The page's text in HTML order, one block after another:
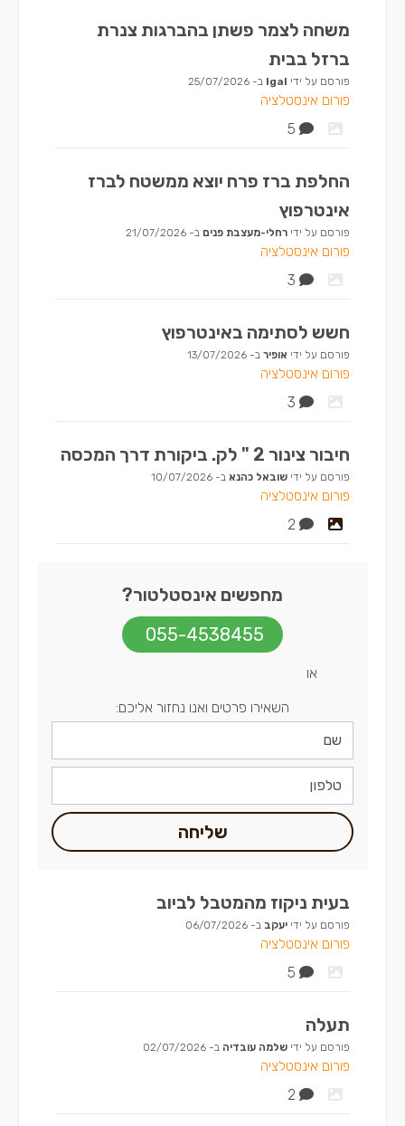
משחה לצמר פשתן בהברגות צנרת
ברזל בבית
פורסם על ידי Igal ב- 25/07/2026
פורום אינסטלציה
5
החלפת ברז פרח יוצא ממשטח לברז
אינטרפוץ
פורסם על ידי רחלי-מעצבת פנים ב- 21/07/2026
פורום אינסטלציה
3
חשש לסתימה באינטרפוץ
פורסם על ידי אופיר ב- 13/07/2026
פורום אינסטלציה
3
חיבור צינור 2 " לק. ביקורת דרך המכסה
פורסם על ידי שובאל כהנא ב- 10/07/2026
פורום אינסטלציה
2
מחפשים אינסטלטור?
055-4538455
או
השאירו פרטים ואנו נחזור אליכם:
שליחה
בעית ניקוז מהמטבל לביוב
פורסם על ידי יעקב ב- 06/07/2026
פורום אינסטלציה
5
תעלה
פורסם על ידי שלמה עובדיה ב- 02/07/2026
פורום אינסטלציה
2